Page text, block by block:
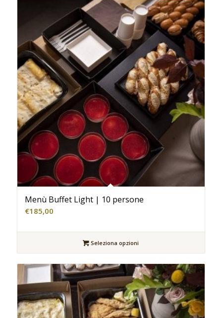
Menù Buffet Light | 10 persone
€185,00
Seleziona opzioni